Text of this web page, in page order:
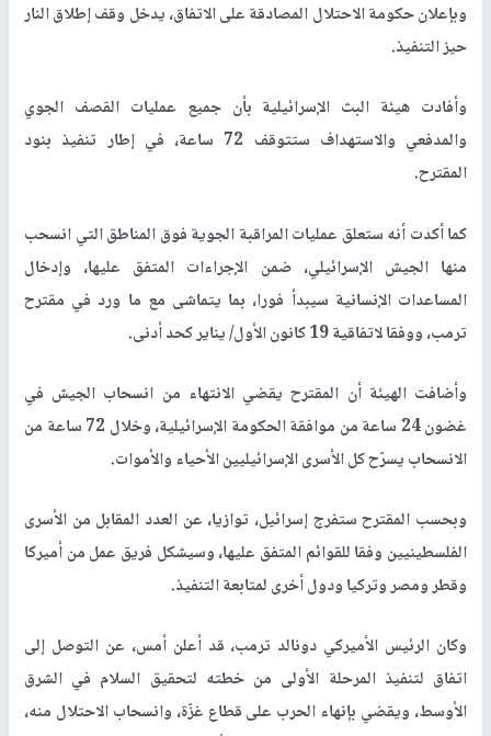
وبإعلان حكومة الاحتلال المصادقة على الاتفاق، يدخل وقف إطلاق النار
حيز التنفيذ.
وأفادت هيئة البث الإسرائيلية بأن جميع عمليات القصف الجوي
والمدفعي والاستهداف ستتوقف 72 ساعة، في إطار تنفيذ بنود
المقترح.
كما أكدت أنه ستعلق عمليات المراقبة الجوية فوق المناطق التي انسحب
منها الجيش الإسرائيلي، ضمن الإجراءات المتفق عليها، وإدخال
المساعدات الإنسانية سيبدأ فورا، بما يتماشى مع ما ورد في مقترح
ترمب، ووفقا لاتفاقية 19 كانون الأول/ يناير كحد أدنى.
وأضافت الهيئة أن المقترح يقضي الانتهاء من انسحاب الجيش في
غضون 24 ساعة من موافقة الحكومة الإسرائيلية، وخلال 72 ساعة من
الانسحاب يسرّح كل الأسرى الإسرائيليين الأحياء والأموات.
وبحسب المقترح ستفرج إسرائيل، توازيا، عن العدد المقابل من الأسرى
الفلسطينيين وفقا للقوائم المتفق عليها، وسيشكل فريق عمل من أميركا
وقطر ومصر وتركيا ودول أخرى لمتابعة التنفيذ.
وكان الرئيس الأميركي دونالد ترمب، قد أعلن أمس، عن التوصل إلى
اتفاق لتنفيذ المرحلة الأولى من خطته لتحقيق السلام في الشرق
الأوسط، ويقضي بإنهاء الحرب على قطاع غزّة، وانسحاب الاحتلال منه،